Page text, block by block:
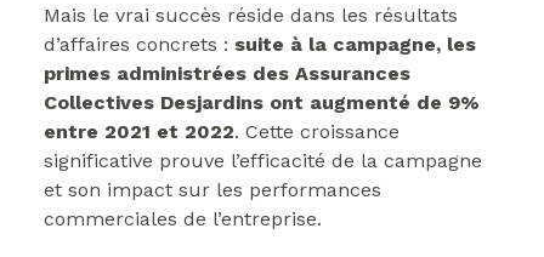
Mais le vrai succès réside dans les résultats
d’affaires concrets : suite à la campagne, les
primes administrées des Assurances
Collectives Desjardins ont augmenté de 9%
entre 2021 et 2022. Cette croissance
significative prouve l’efficacité de la campagne
et son impact sur les performances
commerciales de l’entreprise.